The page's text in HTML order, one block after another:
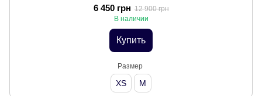
6 450 грн 12 900 грн
В наличии
Купить
Размер
XS M